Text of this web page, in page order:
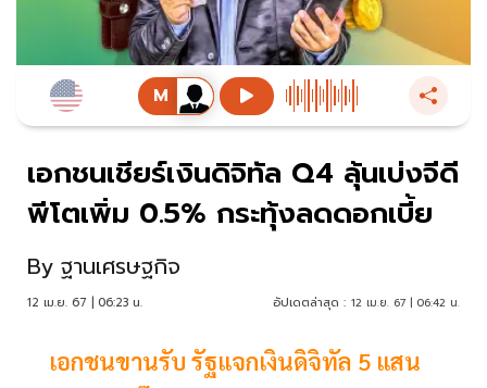
เอกชนเชียร์เงินดิจิทัล Q4 ลุ้นเบ่งจีดี
พีโตเพิ่ม 0.5% กระทุ้งลดดอกเบี้ย
By ฐานเศรษฐกิจ
12 เม.ย. 67 | 06:23 น. อัปเดตล่าสุด : 12 เม.ย. 67 | 06:42 น.
เอกชนขานรับ รัฐแจกเงินดิจิทัล 5 แสน